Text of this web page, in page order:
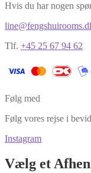
Hvis du har nogen
Tlf. +45 25 67 94 62
Følg med
Følg vores rejse i
Instagram
Vælg et